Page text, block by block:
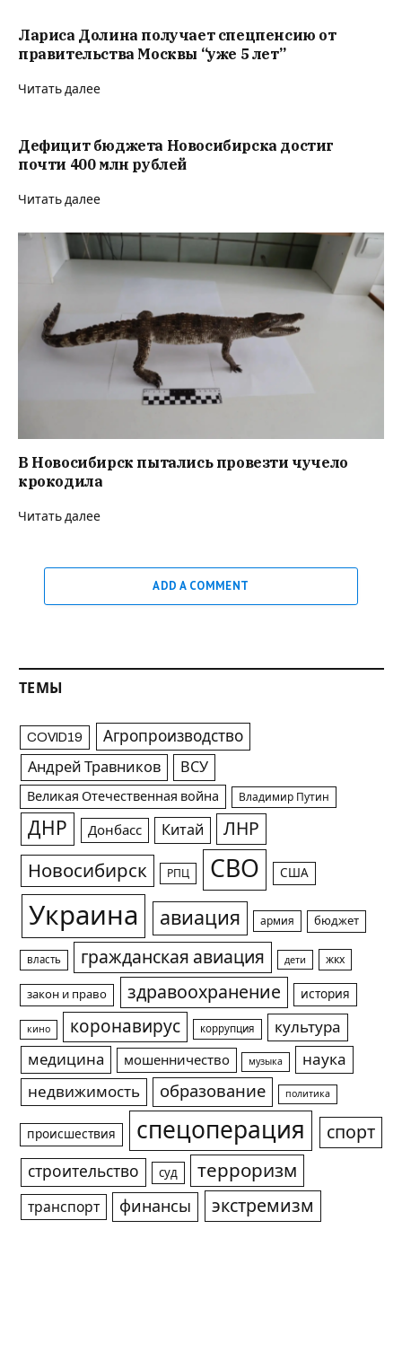
Лариса Долина получает спецпенсию от
правительства Москвы “уже 5 лет”
Читать далее
Дефицит бюджета Новосибирска достиг
почти 400 млн рублей
Читать далее
В Новосибирск пытались провезти чучело
крокодила
Читать далее
ADD A COMMENT
ТЕМЫ
COVID19 Агропроизводство
Андрей Травников ВСУ
Великая Отечественная война Владимир Путин
ДНР Донбасс Китай ЛНР
Новосибирск РПЦ СВО США
Украина авиация армия бюджет
власть гражданская авиация дети жкх
закон и право здравоохранение история
кино коронавирус коррупция
культура
медицина
мошенничество музыка
наука
недвижимость
образование политика
происшествия спецоперация спорт
строительство суд терроризм
транспорт финансы экстремизм